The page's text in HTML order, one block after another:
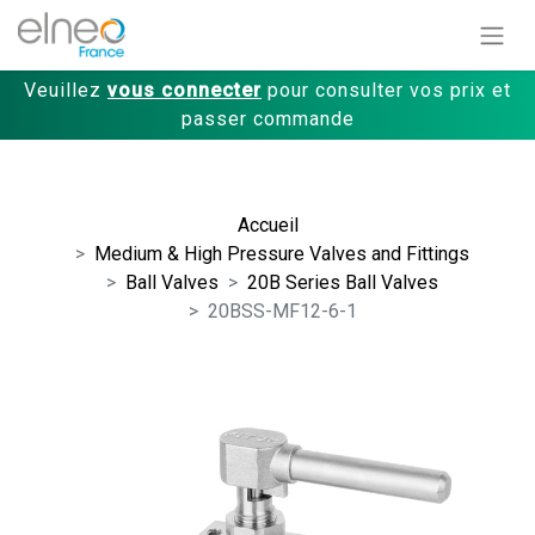
Veuillez vous connecter pour consulter vos prix et
passer commande
Accueil
Medium & High Pressure Valves and Fittings
Ball Valves
20B Series Ball Valves
20BSS-MF12-6-1